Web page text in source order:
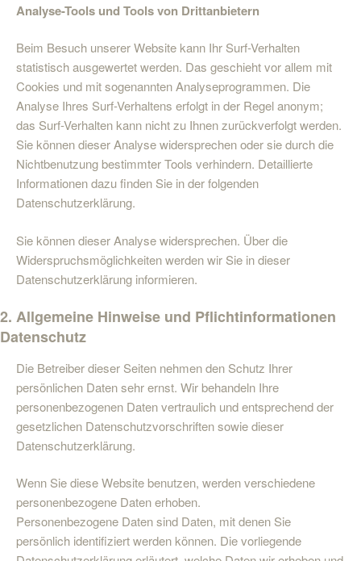
Analyse-Tools und Tools von Drittanbietern
Beim Besuch unserer Website kann Ihr Surf-Verhalten
statistisch ausgewertet werden. Das geschieht vor allem mit
Cookies und mit sogenannten Analyseprogrammen. Die
Analyse Ihres Surf-Verhaltens erfolgt in der Regel anonym;
das Surf-Verhalten kann nicht zu Ihnen zurückverfolgt werden.
Sie können dieser Analyse widersprechen oder sie durch die
Nichtbenutzung bestimmter Tools verhindern. Detaillierte
Informationen dazu finden Sie in der folgenden
Datenschutzerklärung.
Sie können dieser Analyse widersprechen. Über die
Widerspruchsmöglichkeiten werden wir Sie in dieser
Datenschutzerklärung informieren.
2. Allgemeine Hinweise und Pflichtinformationen
Datenschutz
Die Betreiber dieser Seiten nehmen den Schutz Ihrer
persönlichen Daten sehr ernst. Wir behandeln Ihre
personenbezogenen Daten vertraulich und entsprechend der
gesetzlichen Datenschutzvorschriften sowie dieser
Datenschutzerklärung.
Wenn Sie diese Website benutzen, werden verschiedene
personenbezogene Daten erhoben.
Personenbezogene Daten sind Daten, mit denen Sie
persönlich identifiziert werden können. Die vorliegende